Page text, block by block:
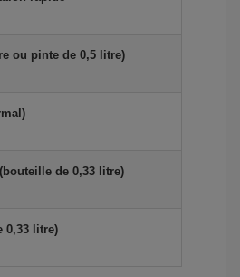
ou pinte de 0,5 litre)
de 0,33 litre)
0,33 litre)